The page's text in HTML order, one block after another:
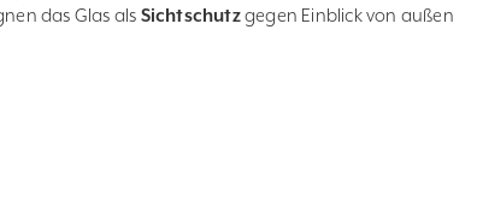
das Glas als Sichtschutzgegen Einblick von außen